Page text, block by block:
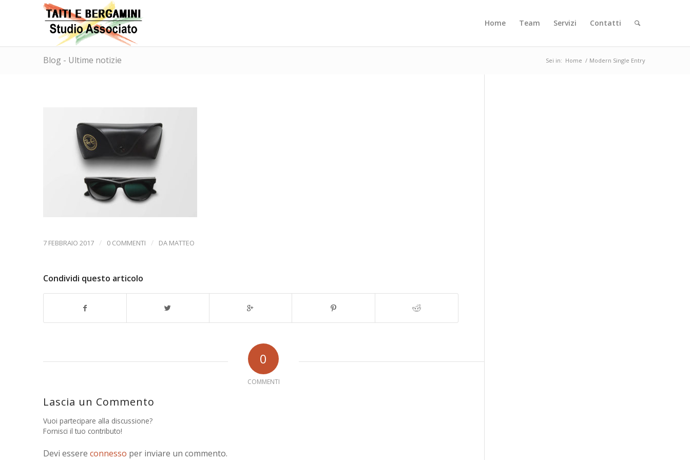
Home Team Servizi Contatti
Blog - Ultime notizie Sei in: Home / Modern Single Entry
7 FEBBRAIO 2017 / 0 COMMENTI / DA MATTEO
Condividi questo articolo
0
COMMENTI
Lascia un Commento
Vuoi partecipare alla discussione?
Fornisci il tuo contributo!
Devi essere connesso per inviare un commento.